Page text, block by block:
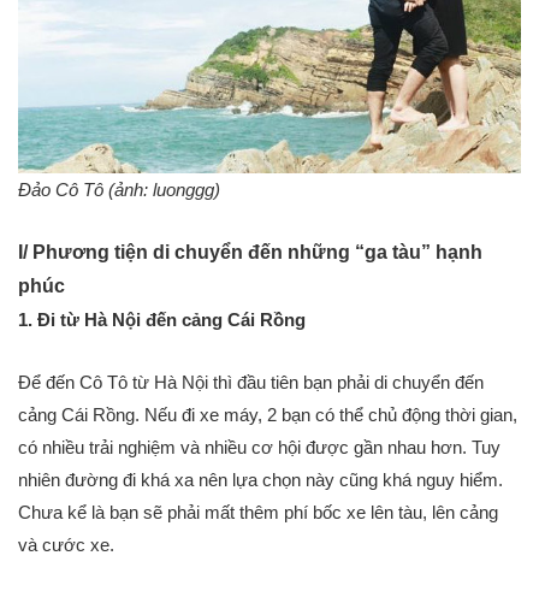
Đảo Cô Tô (ảnh: luonggg)
I/ Phương tiện di chuyển đến những “ga tàu” hạnh
phúc
1. Đi từ Hà Nội đến cảng Cái Rồng
Để đến Cô Tô từ Hà Nội thì đầu tiên bạn phải di chuyển đến
cảng Cái Rồng. Nếu đi xe máy, 2 bạn có thể chủ động thời gian,
có nhiều trải nghiệm và nhiều cơ hội được gần nhau hơn. Tuy
nhiên đường đi khá xa nên lựa chọn này cũng khá nguy hiểm.
Chưa kể là bạn sẽ phải mất thêm phí bốc xe lên tàu, lên cảng
và cước xe.